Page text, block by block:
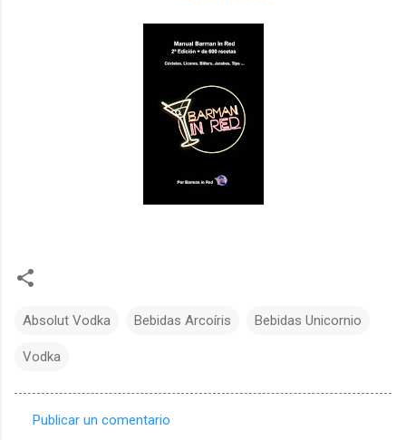
Absolut Vodka Bebidas Arcoíris Bebidas Unicornio
Vodka
Publicar un comentario